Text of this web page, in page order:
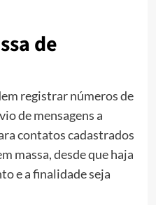
de
registrar números de
de mensagens a
contatos cadastrados
massa, desde que haja
e a finalidade seja